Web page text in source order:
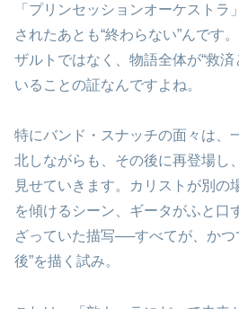
「プリンセッションオーケストラ
されたあとも“終わらない”んです
ザルトではなく、物語全体が“救済
いることの証なんですよね。
特にバンド・スナッチの面々は、
北しながらも、その後に再登場し
見せていきます。カリストが別の
を傾けるシーン、ギータがふと口
ざっていた描写──すべてが、かつ
後”を描く試み。